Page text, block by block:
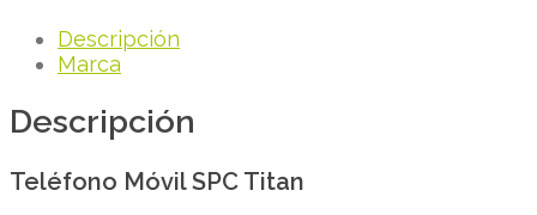
Descripción
Marca
Descripción
Teléfono Móvil SPC Titan